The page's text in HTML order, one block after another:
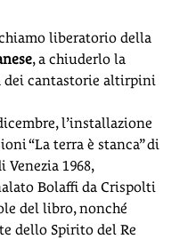
liberatorio della
, a chiuderlo la
dei cantastorie altirpini
l’installazione
“La terra è stanca” di
1968,
Bolaffi da Crispolti
del libro, nonché
dello Spirito del Re